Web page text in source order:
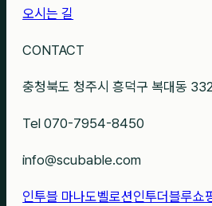
오시는 길
CONTACT
충청북도 청주시 흥덕구 복대동
Tel 070-7954-8450
info@scubable.com
인투블 마나도벨로션인투더블루쇼